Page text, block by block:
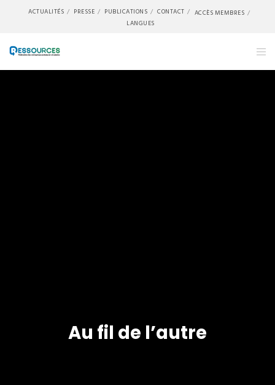
ACTUALITÉS PRESSE PUBLICATIONS CONTACT
ACCÈS MEMBRES
LANGUES
Au fil de l’autre